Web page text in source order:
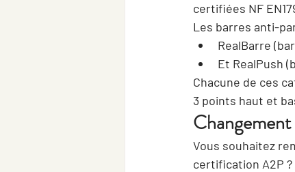
certifiées NF
Les barres anti-
RealBarre
Et RealPush
Chacune de ces
3 points haut et
Vous souhaitez
certification A2P